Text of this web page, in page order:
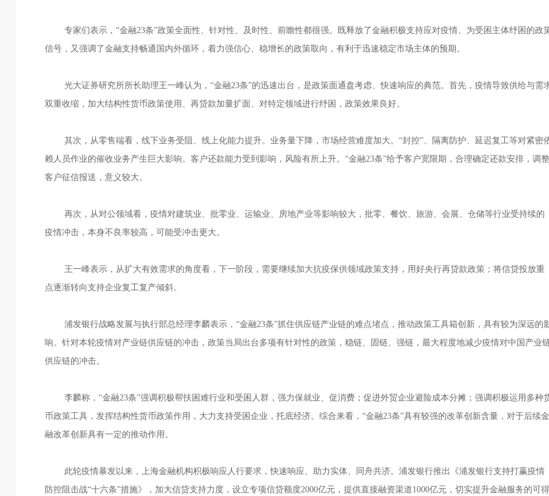
专家们表示，“金融23条”政策全面性、针对性、及时性、前瞻性都很强。既释放了金融积极支持应对疫情、为受困主体纾困的政
信号，又强调了金融支持畅通国内外循环，着力强信心、稳增长的政策取向，有利于迅速稳定市场主体的预期。
光大证券研究所所长助理王一峰认为，“金融23条”的迅速出台，是政策面通盘考虑、快速响应的典范。首先，疫情导致供给与需
双重收缩，加大结构性货币政策使用、再贷款加量扩面、对特定领域进行纾困，政策效果良好。
其次，从零售端看，线下业务受阻、线上化能力提升。业务量下降，市场经营难度加大。“封控”、隔离防护、延迟复工等对紧密
赖人员作业的催收业务产生巨大影响。客户还款能力受到影响，风险有所上升。“金融23条”给予客户宽限期，合理确定还款安排，调整
客户征信报送，意义较大。
再次，从对公领域看，疫情对建筑业、批零业、运输业、房地产业等影响较大，批零、餐饮、旅游、会展、仓储等行业受持续的
疫情冲击，本身不良率较高，可能受冲击更大。
王一峰表示，从扩大有效需求的角度看，下一阶段，需要继续加大抗疫保供领域政策支持，用好央行再贷款政策；将信贷投放重
点逐渐转向支持企业复工复产倾斜。
浦发银行战略发展与执行部总经理李麟表示，“金融23条”抓住供应链产业链的难点堵点，推动政策工具箱创新，具有较为深远的
响。针对本轮疫情对产业链供应链的冲击，政策当局出台多项有针对性的政策，稳链、固链、强链，最大程度地减少疫情对中国产业
供应链的冲击。
李麟称，“金融23条”强调积极帮扶困难行业和受困人群，强力保就业、促消费；促进外贸企业避险成本分摊；强调积极运用多种
币政策工具，发挥结构性货币政策作用，大力支持受困企业，托底经济。综合来看，“金融23条”具有较强的改革创新含量，对于后续金
融改革创新具有一定的推动作用。
此轮疫情暴发以来，上海金融机构积极响应人行要求，快速响应、助力实体、同舟共济。浦发银行推出《浦发银行支持打赢疫情
防控阻击战“十六条”措施》，加大信贷支持力度，设立专项信贷额度2000亿元，提供直接融资渠道1000亿元，切实提升金融服务的可得